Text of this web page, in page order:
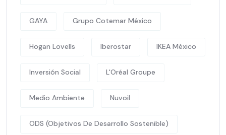
GAYA Grupo Cotemar México
Hogan Lovells Iberostar IKEA México
Inversión Social L'Oréal Groupe
Medio Ambiente Nuvoil
ODS (Objetivos De Desarrollo Sostenible)